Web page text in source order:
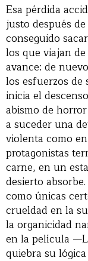
Esa pérdida
justo después
conseguido
los que viajan
avance: de
los esfuerzos
inicia el
abismo de
a suceder una
violenta como
protagonistas
carne, en un
desierto
como únicas
crueldad en la
la organicidad
en la película
quiebra su